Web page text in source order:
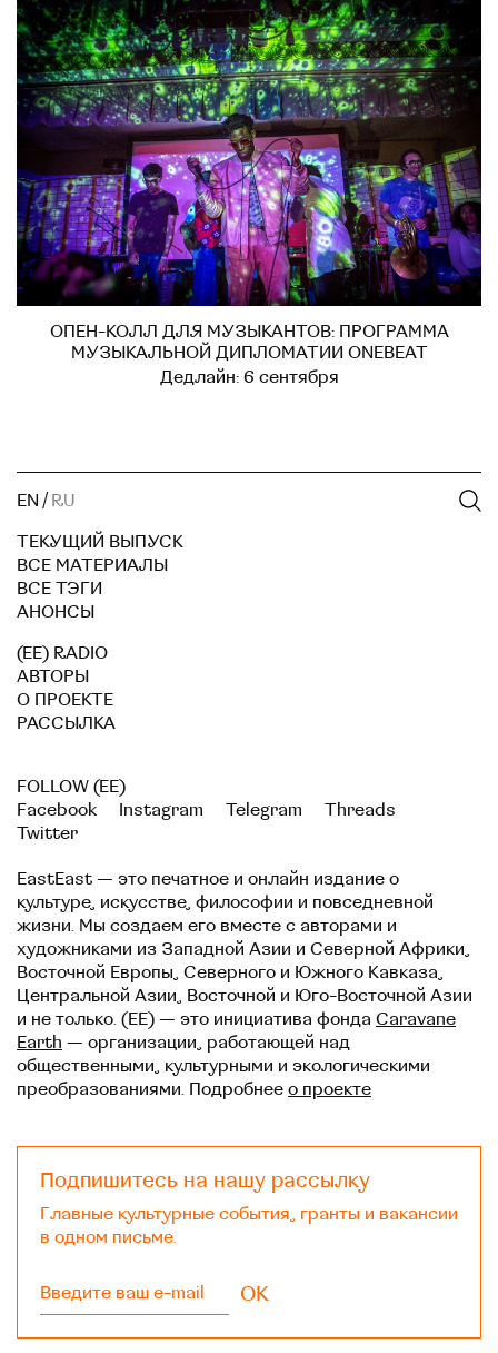
ОПЕН-КОЛЛ ДЛЯ МУЗЫКАНТОВ: ПРОГРАММА
МУЗЫКАЛЬНОЙ ДИПЛОМАТИИ ONEBEAT
Дедлайн: 6 сентября
EN / RU
ТЕКУЩИЙ ВЫПУСК
ВСЕ МАТЕРИАЛЫ
ВСЕ ТЭГИ
АНОНСЫ
(EE) RADIO
АВТОРЫ
О ПРОЕКТЕ
РАССЫЛКА
FOLLOW (EE)
Facebook
Instagram Telegram
Threads
Twitter
EastEast — это печатное и онлайн издание о
культуре, искусстве, философии и повседневной
жизни. Мы создаем его вместе с авторами и
художниками из Западной Азии и Северной Африки,
Восточной Европы, Северного и Южного Кавказа,
Центральной Азии, Восточной и Юго-Восточной Азии
и не только. (EE) — это инициатива фонда Caravane
Earth — организации, работающей над
общественными, культурными и экологическими
преобразованиями. Подробнее о проекте
Подпишитесь на нашу рассылку
Главные культурные события, гранты и вакансии
в одном письме.
OK